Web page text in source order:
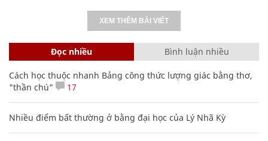
XEM THÊM BÀI VIẾT
Đọc nhiều Bình luận nhiều
Cách học thuộc nhanh Bảng công thức lượng giác bằng thơ,
"thần chú"
17
Nhiều điểm bất thường ở bằng đại học của Lý Nhã Kỳ